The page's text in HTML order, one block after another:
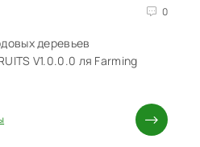
0
деревьев
V1.0.0.0 ля Farming